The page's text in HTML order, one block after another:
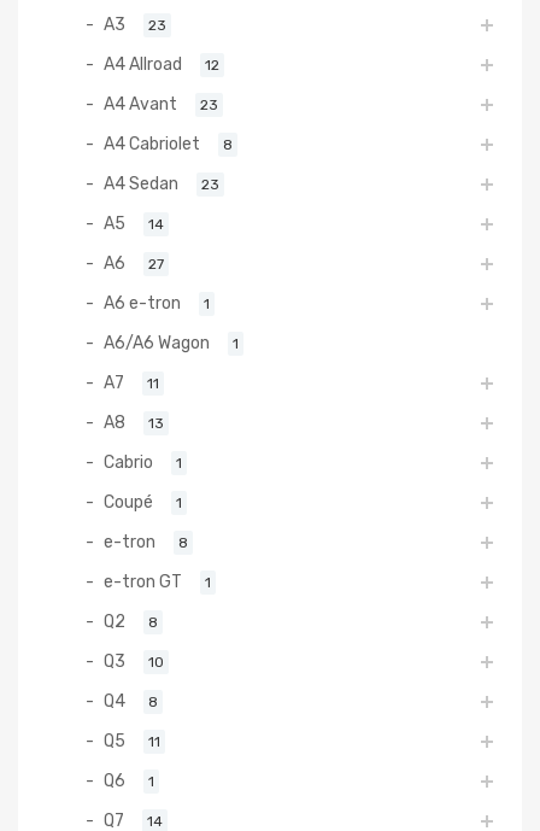
A3 23
A4 Allroad 12
A4 Avant 23
A4 Cabriolet 8
A4 Sedan 23
A5 14
A6 27
A6 e-tron 1
A6/A6 Wagon 1
A7 11
A8 13
Cabrio 1
Coupé 1
e-tron 8
e-tron GT 1
Q2 8
Q3 10
Q4 8
Q5 11
Q6 1
Q7 14